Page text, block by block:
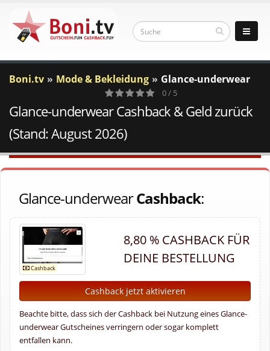
Boni.tv Mode & Bekleidung Glance-underwear
0
Votes
0 / 5
Glance-underwear Cashback & Geld zurück
(Stand: August 2026)
Glance-underwearCashback:
8,80 % CASHBACK FÜR
DEINE BESTELLUNG
Cashback jetzt aktivieren
Beachte bitte, dass sich der Cashback bei Nutzung eines Glance-
underwear Gutscheines verringern oder sogar komplett
entfallen kann.